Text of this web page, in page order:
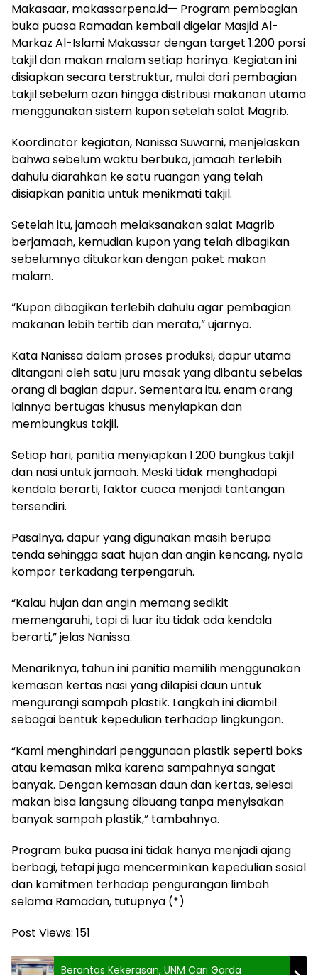
Makasaar, makassarpena.id— Program pembagian
buka puasa Ramadan kembali digelar Masjid Al-
Markaz Al-Islami Makassar dengan target 1.200 porsi
takjil dan makan malam setiap harinya. Kegiatan ini
disiapkan secara terstruktur, mulai dari pembagian
takjil sebelum azan hingga distribusi makanan utama
menggunakan sistem kupon setelah salat Magrib.
Koordinator kegiatan, Nanissa Suwarni, menjelaskan
bahwa sebelum waktu berbuka, jamaah terlebih
dahulu diarahkan ke satu ruangan yang telah
disiapkan panitia untuk menikmati takjil.
Setelah itu, jamaah melaksanakan salat Magrib
berjamaah, kemudian kupon yang telah dibagikan
sebelumnya ditukarkan dengan paket makan
malam.
“Kupon dibagikan terlebih dahulu agar pembagian
makanan lebih tertib dan merata,” ujarnya.
Kata Nanissa dalam proses produksi, dapur utama
ditangani oleh satu juru masak yang dibantu sebelas
orang di bagian dapur. Sementara itu, enam orang
lainnya bertugas khusus menyiapkan dan
membungkus takjil.
Setiap hari, panitia menyiapkan 1.200 bungkus takjil
dan nasi untuk jamaah. Meski tidak menghadapi
kendala berarti, faktor cuaca menjadi tantangan
tersendiri.
Pasalnya, dapur yang digunakan masih berupa
tenda sehingga saat hujan dan angin kencang, nyala
kompor terkadang terpengaruh.
“Kalau hujan dan angin memang sedikit
memengaruhi, tapi di luar itu tidak ada kendala
berarti,” jelas Nanissa.
Menariknya, tahun ini panitia memilih menggunakan
kemasan kertas nasi yang dilapisi daun untuk
mengurangi sampah plastik. Langkah ini diambil
sebagai bentuk kepedulian terhadap lingkungan.
“Kami menghindari penggunaan plastik seperti boks
atau kemasan mika karena sampahnya sangat
banyak. Dengan kemasan daun dan kertas, selesai
makan bisa langsung dibuang tanpa menyisakan
banyak sampah plastik,” tambahnya.
Program buka puasa ini tidak hanya menjadi ajang
berbagi, tetapi juga mencerminkan kepedulian sosial
dan komitmen terhadap pengurangan limbah
selama Ramadan, tutupnya (*)
Post Views: 151
Berantas Kekerasan, UNM Cari Garda